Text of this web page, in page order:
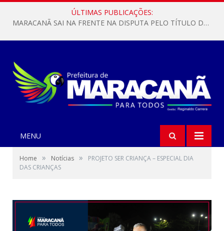
ÚLTIMAS PUBLICAÇÕES:
MARACANÃ SAI NA FRENTE NA DISPUTA PELO TÍTULO DA COPA PARÁ SUB-17!
MENU
Home » Notícias »
PROJETO SER CRIANÇA – ESPECIAL DIA
DAS CRIANÇAS